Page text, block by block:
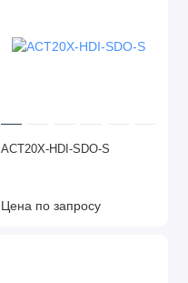
ACT20X-HDI-SDO-S
Цена по запросу